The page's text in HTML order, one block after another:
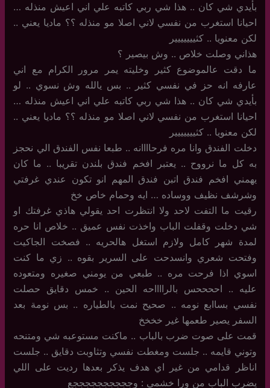
بأيدي شي كان .. هذا شي ربي كاتبه علي اني اعيش منذله …
احيانا استغرب من نفسي لاني اصلا مو منذله ؟؟ ماديا يعني ..
لكن معنويا .. كثييييييير
هذاني وصلت خلاص .. وش بيصير ؟
ما دقت عالموضوع كثير وخليته يمر مرور الكرام مع اني
عارفه انه حز في نفسي كثير .. بس يالله وش نسوي .. لو
بأيدي شي كان .. هذا شي ربي كاتبه علي اني اعيش منذله …
احيانا استغرب من نفسي لاني اصلا مو منذله ؟؟ ماديا يعني ..
لكن معنويا .. كثييييييير
دخلت الفندق وانا مره فرحاااانه .. طبعا نفس الفندق الي نحجز
به كل ما نرووح .. يعتبر افخم فندق بلندن تقريبا .. ما كان
يهمني افخم فندق اتبن فندق المهم انو تكون عندي غرفتي
وشرشف نظيف ووساده … ايه وحمام خاص خخ
رقيت ما التفت لاحد ولا انتظرت احد يقولي هاذي غرفتك او
شي دخلت وقفلت الباب واخذت نفس عميق .. خلاص انا حره
لمدة شهر كامل ولازم استغل هالحريه .. فصخت الجاكيت
وفتحت شعري وانسدحت على السرير بقوه .. زي ما كنت
اسوي اذا فرحت مره .. طبعي من يومني صغيره ومتعوده
عليه .. اححححس بالرااااحه الحين .. خمس دقايق حصلت
نفسي بساابع نومه .. صحيح نمت بالطياره .. بس نومة بعد
السفر يصير طعمها غير خخخخ
قمت على صوت ضرب بالباب .. ماكنت مستوعبه شي ومتنحه
وتوني قايمه .. جلست ومغطت نفسي وتثاوبت دقايق .. جلست
اناظر قدامي من غير اي هدف يذكر بعدها رديت على اللي
يضرب الباب من ورا خشمي : وججججججججججع